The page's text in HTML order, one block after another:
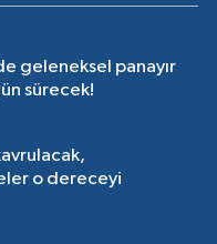
geleneksel panayır
sürecek!
o dereceyi